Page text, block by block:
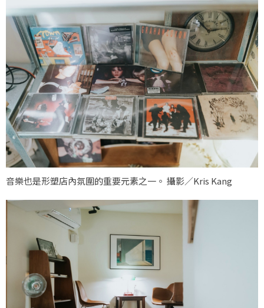
音樂也是形塑店內氛圍的重要元素之一。 攝影／Kris Kang